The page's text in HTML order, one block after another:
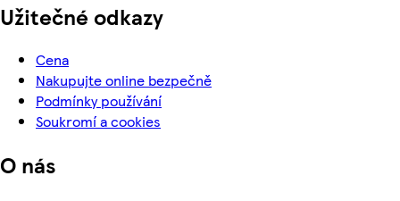
Užitečné odkazy
Cena
Nakupujte online bezpečně
Podmínky používání
Soukromí a cookies
O nás